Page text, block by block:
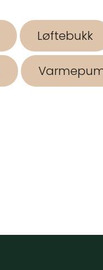
Løftebukk